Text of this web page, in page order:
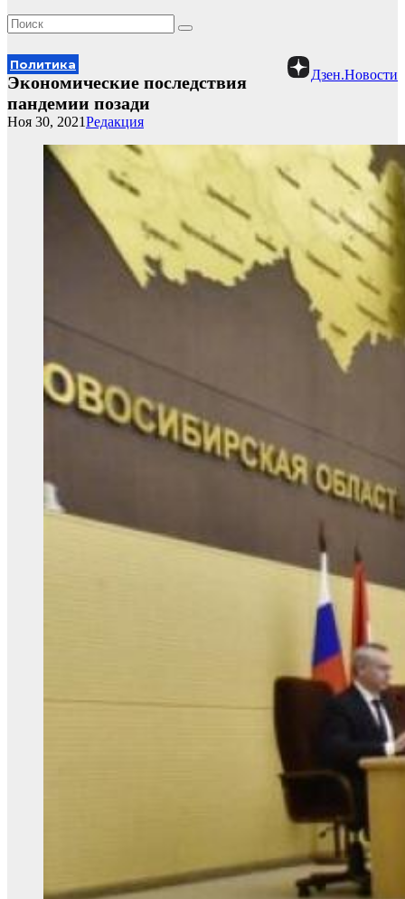
Дзен.Новости
Политика
Экономические последствия
пандемии позади
Редакция
Ноя 30, 2021